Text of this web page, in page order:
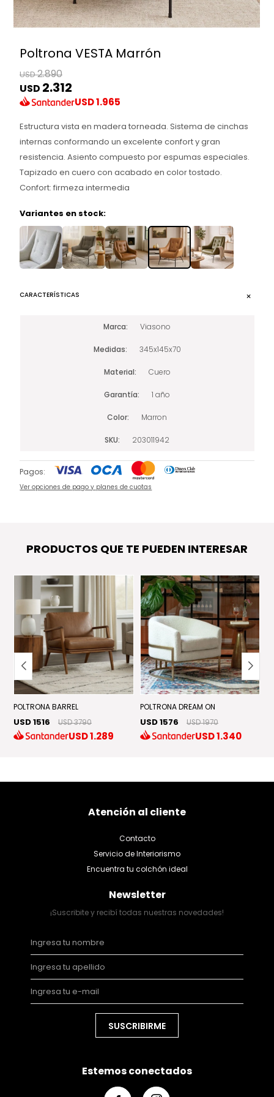
Poltrona VESTA Marrón
USD2.890
USD 2.312
USD1.965
Estructura vista en madera torneada. Sistema de cinchas
internas conformando un excelente confort y gran
resistencia. Asiento compuesto por espumas especiales.
Tapizado en cuero con acabado en color tostado.
Confort: firmeza intermedia
Variantes en stock:
CARACTERÍSTICAS
Marca Viasono
Medidas 345x145x70
Material Cuero
Garantía 1 año
Color Marron
SKU 203011942
Pagos:
Ver opciones de pago y planes de cuotas
PRODUCTOS QUE TE PUEDEN INTERESAR
POLTRONA BARREL
USD 1516 USD 3790
USD1.289
POLTRONA DREAM ON
USD 1576 USD 1970
USD1.340
Atención al cliente
Contacto
Servicio de Interiorismo
Encuentra tu colchón ideal
Newsletter
¡Suscribite y recibí todas nuestras novedades!
SUSCRIBIRME
Estemos conectados